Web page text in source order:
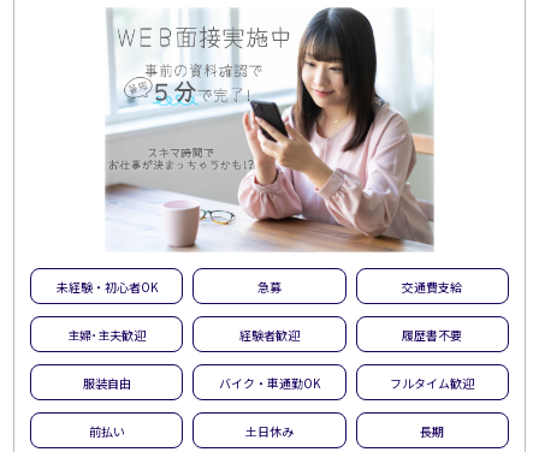
未経験・初心者OK 急募 交通費支給
主婦･主夫歓迎 経験者歓迎 履歴書不要
服装自由 バイク・車通勤OK フルタイム歓迎
前払い 土日休み 長期